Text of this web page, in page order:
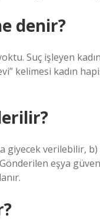
denir?
Suç işleyen
kelimesi kadın
giyecek verilebilir,
eşya